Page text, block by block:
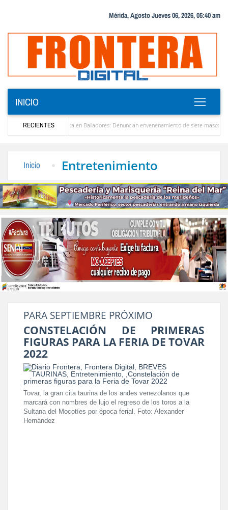
Mérida, Agosto Jueves 06, 2026, 05:40 am
INICIO
RECIENTES
Alerta en Bailadores: Denuncian envenenamiento de siete mascotas en El Rincón de
Inicio Entretenimiento
PARA SEPTIEMBRE PRÓXIMO
CONSTELACIÓN DE PRIMERAS
FIGURAS PARA LA FERIA DE TOVAR
2022
Tovar, la gran cita taurina de los andes venezolanos que
marcará con nombres de lujo el regreso de los toros a la
Sultana del Mocotíes por época ferial. Foto: Alexander
Hernández